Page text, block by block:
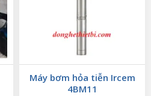
Máy bơm hỏa tiễn Ircem
4BM11